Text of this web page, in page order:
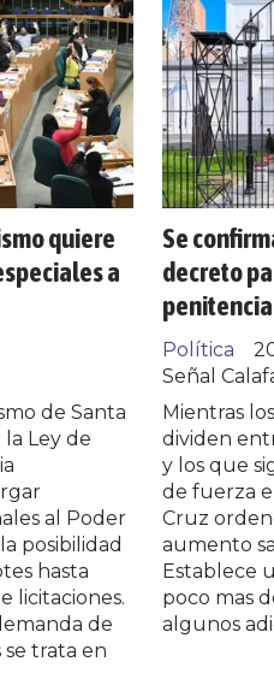
quiere
a
de Santa
Ley de
al Poder
posibilidad
hasta
licitaciones.
de
se trata en
Se
decreto
Señal
Política
Mientras
dividen
y los que
de fuerza
Cruz
aumento
Establece
poco mas
algunos